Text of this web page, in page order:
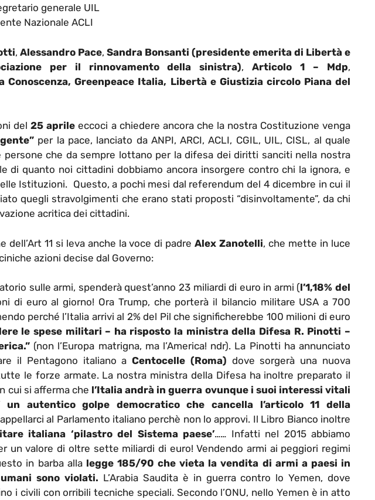
generale UIL
Nazionale ACLI
, Alessandro Pace, Sandra Bonsanti (presidente emerita di Libertà e
per il rinnovamento della sinistra),Articolo 1 – Mdp,
Conoscenza, Greenpeace Italia, Libertà e Giustizia circolo Piana del
del25 aprile eccoci a chiedere ancora che la nostra Costituzione venga
per la pace, lanciato da ANPI, ARCI, ACLI, CGIL, UIL, CISL, al quale
persone che da sempre lottano per la difesa dei diritti sanciti nella nostra
di quanto noi cittadini dobbiamo ancora insorgere contro chi la ignora, e
Istituzioni. Questo, a pochi mesi dal referendum del 4 dicembre in cui il
quegli stravolgimenti che erano stati proposti “disinvoltamente”, da chi
acritica dei cittadini.
dell’Art 11 si leva anche la voce di padreAlex Zanotelli, che mette in luce
azioni decise dal Governo:
sulle armi, spenderà quest’anno 23 miliardi di euro in armi (l’1,18% del
di euro al giorno! Ora Trump, che porterà il bilancio militare USA a 700
perché l’Italia arrivi al 2% del Pil che significherebbe 100 milioni di euro
le spese militari – ha risposto la ministra della Difesa R. Pinotti –
(non l’Europa matrigna, ma l’America! ndr). La Pinotti ha annunciato
il Pentagono italiano aCentocelle (Roma) dove sorgerà una nuova
le forze armate. La nostra ministra della Difesa ha inoltre preparato il
cui si afferma che l’Italia andrà in guerra ovunque i suoi interessi vitali
un autentico golpe democratico che cancella l’articolo 11 della
al Parlamento italiano perchè non lo approvi. Il Libro Bianco inoltre
italiana ‘pilastro del Sistema paese’…… Infatti nel 2015 abbiamo
un valore di oltre sette miliardi di euro! Vendendo armi ai peggiori regimi
in barba alla legge 185/90 che vieta la vendita di armi a paesi in
sono violati. L’Arabia Saudita è in guerra contro lo Yemen, dove
i civili con orribili tecniche speciali. Secondo l’ONU, nello Yemen è in atto